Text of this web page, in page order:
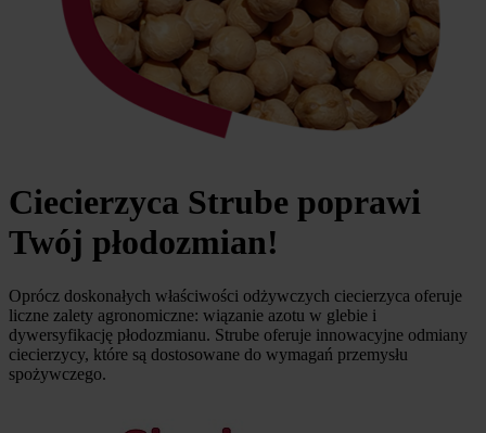
Ciecierzyca Strube poprawi
Twój płodozmian!
Oprócz doskonałych właściwości odżywczych ciecierzyca oferuje
liczne zalety agronomiczne: wiązanie azotu w glebie i
dywersyfikację płodozmianu. Strube oferuje innowacyjne odmiany
ciecierzycy, które są dostosowane do wymagań przemysłu
spożywczego.